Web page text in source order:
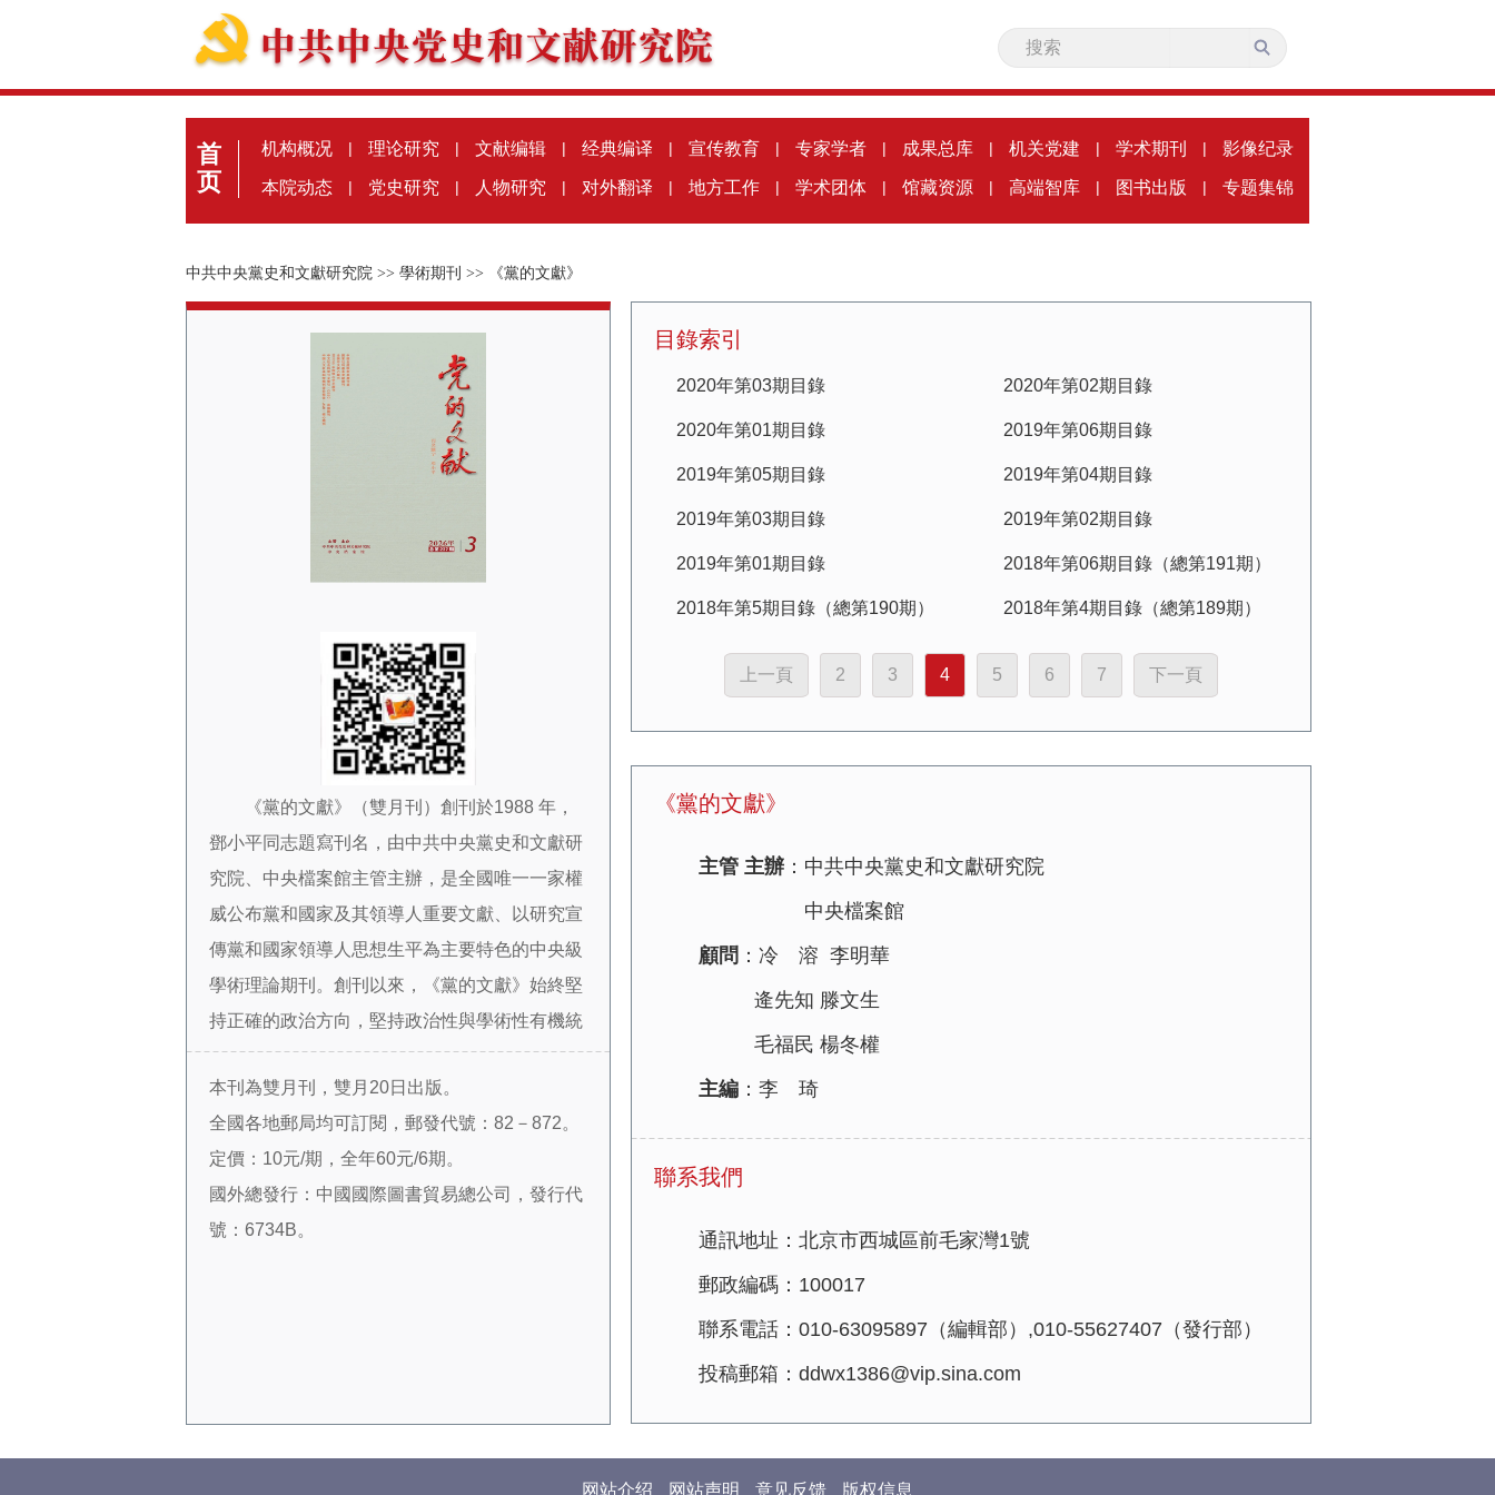
首
页
机构概况 | 理论研究 | 文献编辑 | 经典编译 | 宣传教育 | 专家学者 | 成果总库 | 机关党建 | 学术期刊 | 影像纪录
本院动态 | 党史研究 | 人物研究 | 对外翻译 | 地方工作 | 学术团体 | 馆藏资源 | 高端智库 | 图书出版 | 专题集锦
中共中央黨史和文獻研究院 >> 學術期刊 >> 《黨的文獻》
《黨的文獻》（雙月刊）創刊於1988 年，
鄧小平同志題寫刊名，由中共中央黨史和文獻研
究院、中央檔案館主管主辦，是全國唯一一家權
威公布黨和國家及其領導人重要文獻、以研究宣
傳黨和國家領導人思想生平為主要特色的中央級
學術理論期刊。創刊以來，《黨的文獻》始終堅
持正確的政治方向，堅持政治性與學術性有機統
一，在研究和宣傳黨的領袖人物、黨的歷史和理
論，推進黨的思想理論建設方面，發揮了重要作
用。特別是黨的十八大以來，注重研究和宣傳習
近平新時代中國特色社會主義思想，刊發了一批
有較高理論和學術水准的研究和宣傳文章，引起
了理論界和學術界的廣泛關注和積極反響，受到
本刊為雙月刊，雙月20日出版。
全國各地郵局均可訂閱，郵發代號：82－872。
定價：10元/期，全年60元/6期。
國外總發行：中國國際圖書貿易總公司，發行代
號：6734B。
目錄索引
2020年第03期目錄 2020年第02期目錄
2020年第01期目錄 2019年第06期目錄
2019年第05期目錄 2019年第04期目錄
2019年第03期目錄 2019年第02期目錄
2019年第01期目錄 2018年第06期目錄（總第191期）
2018年第5期目錄（總第190期） 2018年第4期目錄（總第189期）
上一頁 2 3 4 5 6 7 下一頁
《黨的文獻》
主管 主辦 ：中共中央黨史和文獻研究院
中央檔案館
顧問 ：冷 溶 李明華
逄先知 滕文生
毛福民 楊冬權
主編 ：李 琦
聯系我們
通訊地址：北京市西城區前毛家灣1號
郵政編碼：100017
聯系電話：010-63095897（編輯部）,010-55627407（發行部）
投稿郵箱：ddwx1386@vip.sina.com
网站介绍 网站声明 意见反馈 版权信息